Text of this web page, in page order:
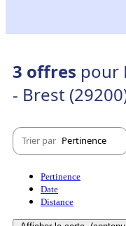
3 offres pour
- Brest
Trier par Pertinence
Pertinence
Date
Distance